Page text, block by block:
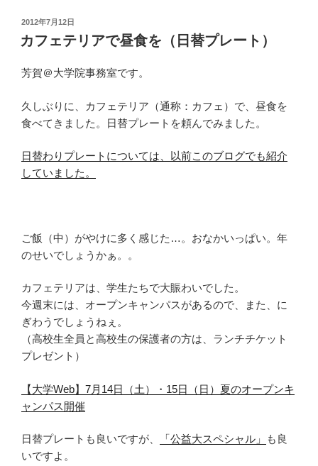
投
稿
日:
2012年7月12日
カフェテリアで昼食を（日替プレート）
芳賀＠大学院事務室です。
久しぶりに、カフェテリア（通称：カフェ）で、昼食を
食べてきました。日替プレートを頼んでみました。
日替わりプレートについては、以前このブログでも紹介
していました。
ご飯（中）がやけに多く感じた…。おなかいっぱい。年
のせいでしょうかぁ。。
カフェテリアは、学生たちで大賑わいでした。
今週末には、オープンキャンパスがあるので、また、に
ぎわうでしょうねぇ。
（高校生全員と高校生の保護者の方は、ランチチケット
プレゼント）
【大学Web】7月14日（土）・15日（日）夏のオープンキ
ャンパス開催
日替プレートも良いですが、 「公益大スペシャル」
も良
いですよ。